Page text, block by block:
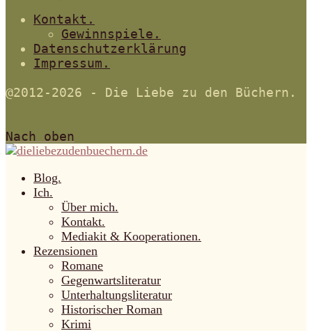
Kontakt.
Gewinnspiele.
Datenschutzerklärung
Impressum.
@2012-2026 - Die Liebe zu den Büchern.
Nach oben
Blog.
Ich.
Über mich.
Kontakt.
Mediakit & Kooperationen.
Rezensionen
Romane
Gegenwartsliteratur
Unterhaltungsliteratur
Historischer Roman
Krimi